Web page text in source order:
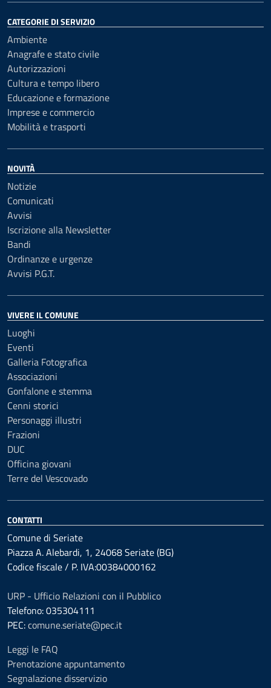
CATEGORIE DI SERVIZIO
Ambiente
Anagrafe e stato civile
Autorizzazioni
Cultura e tempo libero
Educazione e formazione
Imprese e commercio
Mobilità e trasporti
NOVITÀ
Notizie
Comunicati
Avvisi
Iscrizione alla Newsletter
Bandi
Ordinanze e urgenze
Avvisi P.G.T.
VIVERE IL COMUNE
Luoghi
Eventi
Galleria Fotografica
Associazioni
Gonfalone e stemma
Cenni storici
Personaggi illustri
Frazioni
DUC
Officina giovani
Terre del Vescovado
CONTATTI
Comune di Seriate
Piazza A. Alebardi, 1, 24068 Seriate (BG)
Codice fiscale / P. IVA:00384000162
URP - Ufficio Relazioni con il Pubblico
Telefono: 035304111
PEC:comune.seriate@pec.it
Leggi le FAQ
Prenotazione appuntamento
Segnalazione disservizio